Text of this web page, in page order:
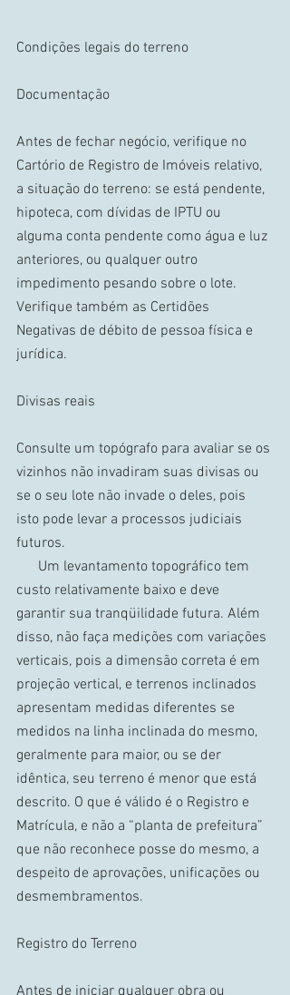
Condições legais do terreno
Documentação
Antes de fechar negócio, verifique no
Cartório de Registro de Imóveis relativo,
a situação do terreno: se está pendente,
hipoteca, com dívidas de IPTU ou
alguma conta pendente como água e luz
anteriores, ou qualquer outro
impedimento pesando sobre o lote.
Verifique também as Certidões
Negativas de débito de pessoa física e
jurídica.
Divisas reais
Consulte um topógrafo para avaliar se os
vizinhos não invadiram suas divisas ou
se o seu lote não invade o deles, pois
isto pode levar a processos judiciais
futuros.
custo relativamente baixo e deve
garantir sua tranqüilidade futura. Além
disso, não faça medições com variações
verticais, pois a dimensão correta é em
projeção vertical, e terrenos inclinados
apresentam medidas diferentes se
medidos na linha inclinada do mesmo,
geralmente para maior, ou se der
idêntica, seu terreno é menor que está
descrito. O que é válido é o Registro e
Matrícula, e não a “planta de prefeitura”
que não reconhece posse do mesmo, a
despeito de aprovações, unificações ou
desmembramentos.
Registro do Terreno
Antes de iniciar qualquer obra ou